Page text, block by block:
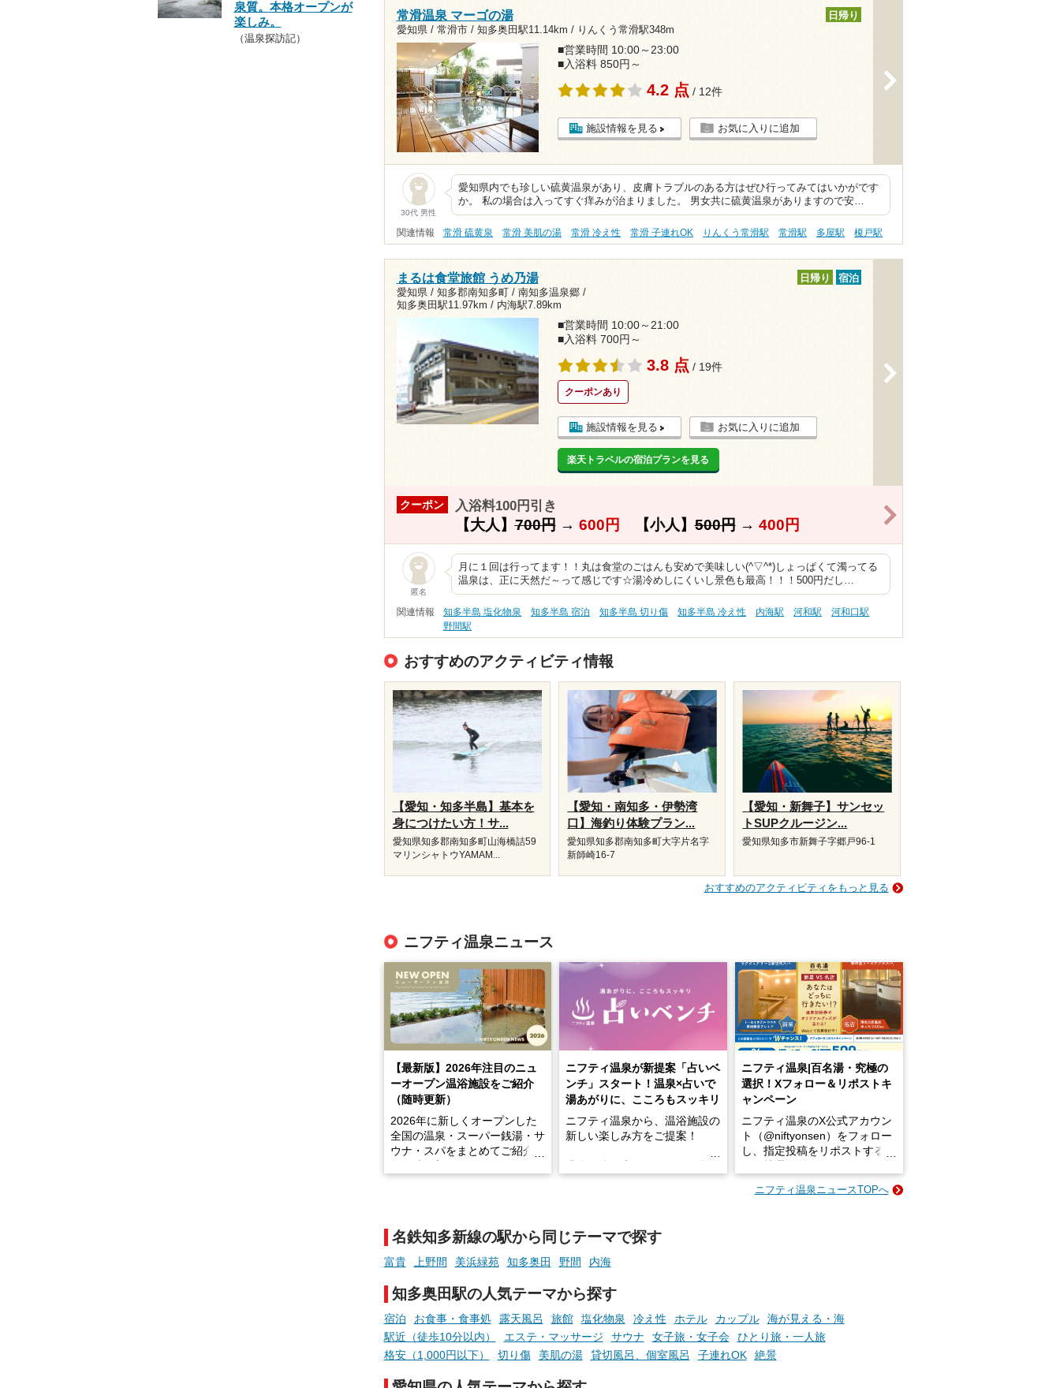
常滑温泉 マーゴの湯
愛知県 / 常滑市 / 知多奥田駅11.14km / りんくう常滑駅348m
日帰り
■営業時間 10:00～23:00
■入浴料 850円～
4.2 点 / 12件
施設情報を見る お気に入りに追加
30代 男性
愛知県内でも珍しい硫黄温泉があり、皮膚トラブルのある方はぜひ行ってみてはいかがです
か。 私の場合は入ってすぐ痒みが治まりました。 男女共に硫黄温泉がありますので安…
関連情報 常滑 硫黄泉 常滑 美肌の湯 常滑 冷え性 常滑 子連れOK りんくう常滑駅 常滑駅 多屋駅 榎戸駅
まるは食堂旅館 うめ乃湯
愛知県 / 知多郡南知多町 / 南知多温泉郷 /
知多奥田駅11.97km / 内海駅7.89km
日帰り 宿泊
■営業時間 10:00～21:00
■入浴料 700円～
3.8 点 / 19件
クーポンあり
施設情報を見る お気に入りに追加
楽天トラベルの宿泊プランを見る
クーポン 入浴料100円引き
【大人】700円→ 600円 【小人】500円→ 400円
匿名
月に１回は行ってます！！丸は食堂のごはんも安めで美味しい(^▽^*)しょっぱくて濁ってる
温泉は、正に天然だ～って感じです☆湯冷めしにくいし景色も最高！！！500円だし…
関連情報 知多半島 塩化物泉 知多半島 宿泊 知多半島 切り傷 知多半島 冷え性 内海駅 河和駅
河和口駅
野間駅
おすすめのアクティビティ情報
【愛知・知多半島】基本を
身につけたい方！サ...
愛知県知多郡南知多町山海橋詰59
マリンシャトウYAMAM...
【愛知・南知多・伊勢湾
口】海釣り体験プラン...
愛知県知多郡南知多町大字片名字
新師崎16-7
【愛知・新舞子】サンセッ
トSUPクルージン...
愛知県知多市新舞子字郷戸96-1
おすすめのアクティビティをもっと見る
ニフティ温泉ニュース
【最新版】2026年注目のニュ
ーオープン温浴施設をご紹介
（随時更新）
2026年に新しくオープンした
全国の温泉・スーパー銭湯・サ
ウナ・スパをまとめてご紹介！
まったスポットが続々登場して
います。
現地取材記事もあわせて紹介し
ていますので、気になる施設は
ぜひチェックして次のおでかけ
先の参考にしてみてください
ね。
ニフティ温泉が新提案「占いベ
ンチ」スタート！温泉×占いで
湯あがりに、こころもスッキリ
ニフティ温泉から、温浴施設の
新しい楽しみ方をご提案！
手相やタロットなど気軽に楽し
める占いで、“ととのう”おふろ
時間を、もっと特別に。
ニフティ温泉|百名湯・究極の
選択！Xフォロー＆リポストキ
ャンペーン
ニフティ温泉のX公式アカウン
ト（@niftyonsen）をフォロー
し、指定投稿をリポストする
GIFT500円分をプレゼントい
ニフティ温泉ニュースTOPへ
名鉄知多新線の駅から同じテーマで探す
富貴 上野間 美浜緑苑 知多奥田 野間 内海
知多奥田駅の人気テーマから探す
宿泊 お食事・食事処 露天風呂 旅館 塩化物泉 冷え性 ホテル カップル
海が見える・海
駅近（徒歩10分以内）
エステ・マッサージ サウナ 女子旅・女子会
ひとり旅・一人旅
格安（1,000円以下）
切り傷 美肌の湯 貸切風呂、個室風呂 子連れOK 絶景
泉質。本格オープンが
楽しみ。
（温泉探訪記）